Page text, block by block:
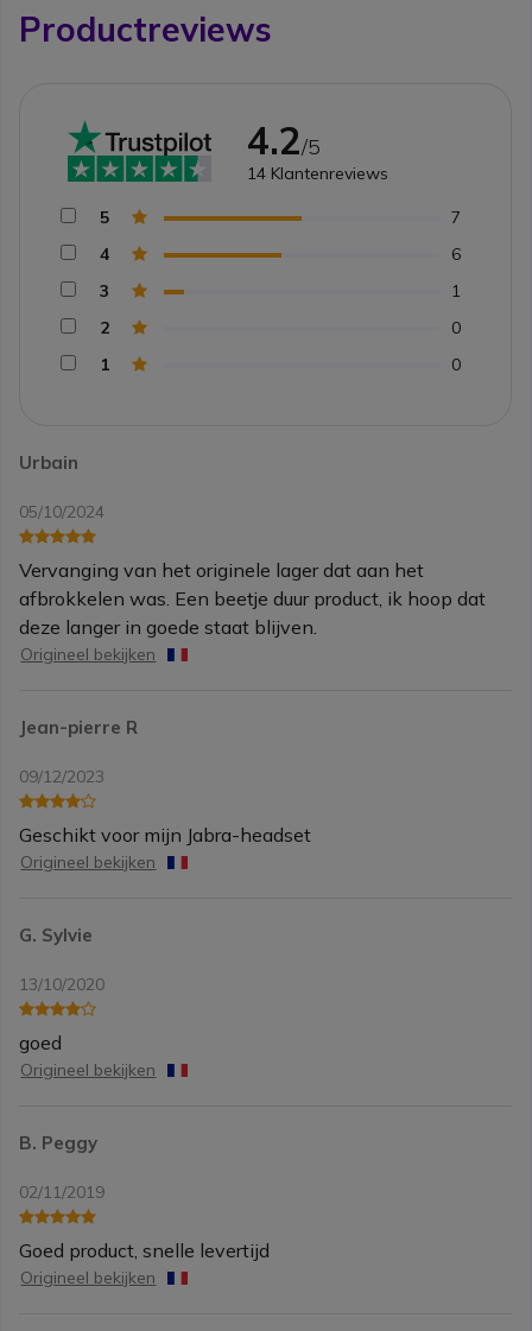
Productreviews
Urbain
05/10/2024
Vervanging van het originele lager dat aan het
afbrokkelen was. Een beetje duur product, ik hoop dat
deze langer in goede staat blijven.
Origineel bekijken
Jean-pierre R
09/12/2023
Geschikt voor mijn Jabra-headset
Origineel bekijken
G. Sylvie
13/10/2020
goed
Origineel bekijken
B. Peggy
02/11/2019
Goed product, snelle levertijd
Origineel bekijken
4.2/5
14 Klantenreviews
5
7
4
6
3
1
2
0
1
0